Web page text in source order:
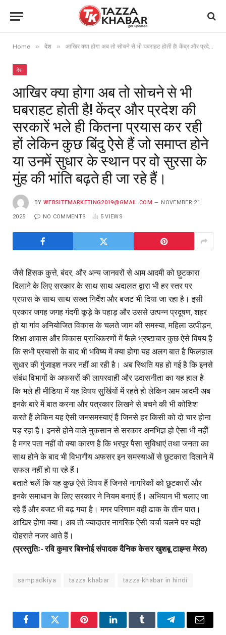
Home » देश » आखिर क्या होगा अब तो सोचने से भी घबराहट होती है! केंद्र और प्रदेश की सरकारें भले ही कितना प्रयास कर रही हों लेकिन कुछ बिंदु ऐेसे हैं जो समाप्त होने या उनमें सुधार के स्थान पर वो सुरसा के मुंह की भांति बढ़ते ही जा रहे हैं।
देश
आखिर क्या होगा अब तो सोचने से भी
घबराहट होती है! केंद्र और प्रदेश की
सरकारें भले ही कितना प्रयास कर रही
हों लेकिन कुछ बिंदु ऐेसे हैं जो समाप्त होने
या उनमें सुधार के स्थान पर वो सुरसा के
मुंह की भांति बढ़ते ही जा रहे हैं।
BY WEBSITEMARKETING2019@GMAIL.COM NOVEMBER 21,
2025 NO COMMENTS 5VIEWS
जैसे हिंसक कुत्ते, बंदर, और अन्य जानवरों से आम आदमी को छ़ुटकारा
दिलाने के लिए सरकार के साथ साथ अदालत द्वारा भी हर स्तर पर
प्रयास के साथ साथ सख्त निर्देश और बजट भी दिया जा रहा है। इसी
प्रकार जगह जगह गंदगी कूड़े के पहाड़ और उससे उत्पन्न प्रदूषण, शहर
हो या गांव अनियोजित विकास के चलते जाम की समस्या, महिला उत्पीड़न,
शिक्षा आवास और विकास प्राधिकरणों में फैले भ्रष्टाचार कुछ ऐसे विषय है
कि सभी प्रयासों के बाद भी भविष्य में क्या होगा यह अलग बात है फिलहाल
सुधार की गुंजाइश नजर नहीं आ रही है। अब स्थिति यह हो गई है कि इनसे
संबंध विभागों के अफसरों की लापरवाही और उदासनीता का यह हाल है
कि भले ही मीडिया में यह विषय सुर्खियों में रहते हो लेकिन आम आदमी अब
इनके बारे में बात करना और पत्रकार लिखने से बचने की भी कोशिश
करते हैं लेकिन यह ऐसी जनसमस्याएं हैं जिनसे हर किसी को दो चार होना
पड़ रहा है। इनसे होने वाले नुकसान से सरकार अनभिज्ञ हो ऐसा भी नहीें
है मगर पता नहीं वो क्या कारण है कि भरपूर पैसा सुविधाएं तथा जनता का
साथ होने के बाद भी विभागीय अफसर इन समस्याओं से छुटकारा दिलाने में
सफल नहीं हो पा रहे हैं।
बताते चलें कि यह कुछ ऐसे विषय हैं जिनसे नागरिकों को छुटकारों और
इनके समाधान के लिए सरकार ने नियम बनाएं हैं। अभियान भी चलाए जा
रहे हैं और बजट भी बढ़ गया है। मगर परिणाम वही ढाक के तीन पात।
आखिर होगा क्या। अब तो ज्यादातर नागरिक ऐसी चर्चा चलने पर यही
दोहराते नजर आते हैं।
(प्रस्तुतिः- रवि कुमार बिश्नोई संपादक दैनिक केसर खुशबू टाइम्स मेरठ)
sampadkiya tazza khabar tazza khabar in hindi
FacebookTwitter PinterestLinkedInTumblr TelegramEmail